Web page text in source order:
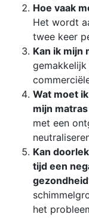
Hoe vaak
Het wordt
twee keer
Kan ik mijn
Wat moet
mijn
met een
Kan
tijd een
het